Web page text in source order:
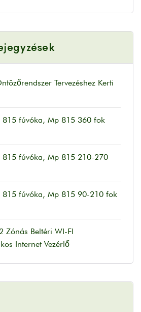
Tervezéshez Kerti
815 fúvóka, Mp 815 360 fok
815 fúvóka, Mp 815 210-270
815 fúvóka, Mp 815 90-210 fok
Zónás Beltéri WI-FI
Internet Vezérlő